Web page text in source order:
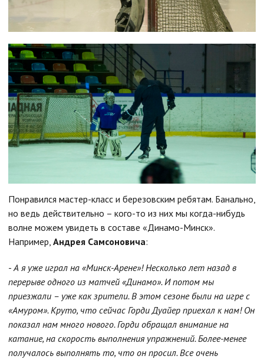
Понравился мастер-класс и березовским ребятам. Банально,
но ведь действительно – кого-то из них мы когда-нибудь
волне можем увидеть в составе «Динамо-Минск».
Например, Андрея Самсоновича:
- А я уже играл на «Минск-Арене»! Несколько лет назад в
перерыве одного из матчей «Динамо». И потом мы
приезжали – уже как зрители. В этом сезоне были на игре с
«Амуром». Круто, что сейчас Горди Дуайер приехал к нам! Он
показал нам много нового. Горди обращал внимание на
катание, на скорость выполнения упражнений. Более-менее
получалось выполнять то, что он просил. Все очень